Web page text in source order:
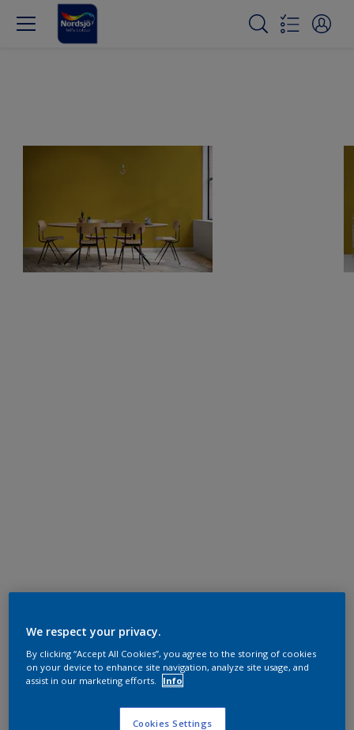
We respect your privacy.
By clicking “Accept All Cookies”, you agree to the storing of cookies
on your device to enhance site navigation, analyze site usage, and
assist in our marketing efforts.
Info
Cookies Settings